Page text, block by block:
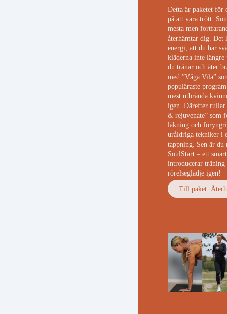
Detta är paketet för
på att vara trött.
mesta men
återhämtar dig. Det
energi, att du har
kläderna inte längre
du tränar och äter
med ”Våga Vila”
populäraste
mest utbrända
igen. Därefter rullar
& rejuvenate” som
läkning och
uråldriga tekniker i
tappning. Sen är du
SoulStart – ett
introducerar träning
rörelseglädje igen!
Till paket: